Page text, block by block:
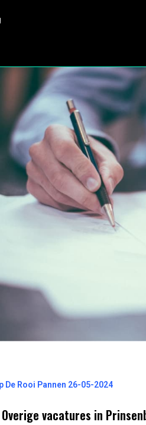
Rooi Pannen 26-05-2024
Overige vacatures in